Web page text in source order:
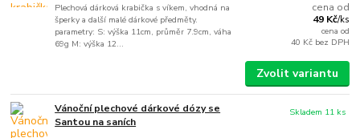
Plechová dárková krabička s víkem, vhodná na
šperky a další malé dárkové předměty.
parametry: S: výška 11cm, průměr 7.9cm, váha
69g M: výška 12...
cena od
49 Kč/ks
cena od
40 Kč bez DPH
Zvolit variantu
Vánoční plechové dárkové dózy se
Santou na saních
Skladem 11 ks